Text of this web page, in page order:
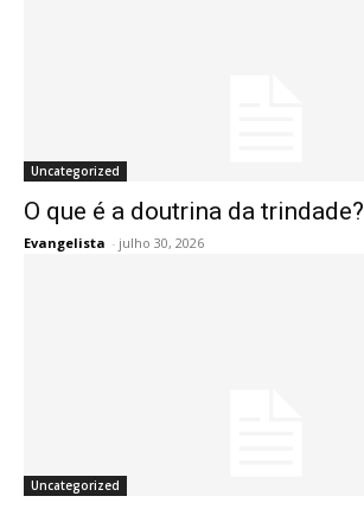
Uncategorized
O que é a doutrina da trindade?
Evangelista - julho 30, 2026
Uncategorized